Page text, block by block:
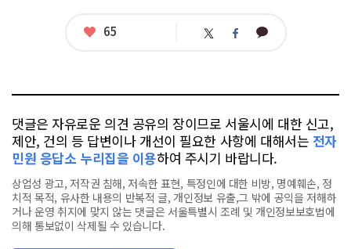
좋
65 트 페 카
댓글은 자유로운 의견 공유의 장이므로 서울시에 대한 신고,
제안, 건의 등 답변이나 개선이 필요한 사항에 대해서는 전자
민원 응답소 누리집을 이용하여 주시기 바랍니다.
상업성 광고, 저작권 침해, 저속한 표현, 특정인에 대한 비방, 명예훼손, 정
치적 목적, 유사한 내용의 반복적 글, 개인정보 유출,그 밖에 공익을 저해하
거나 운영 취지에 맞지 않는 댓글은 서울특별시 조례 및 개인정보보호법에
의해 통보없이 삭제될 수 있습니다.